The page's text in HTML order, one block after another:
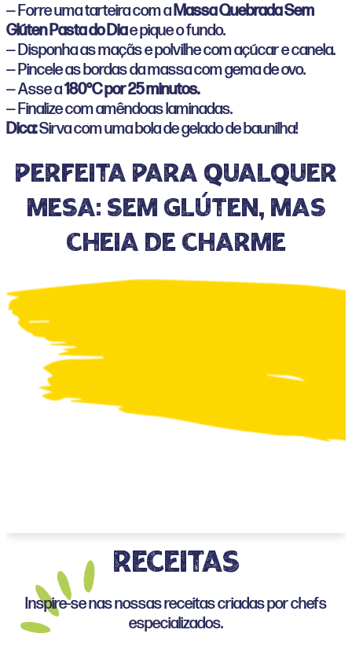
— Forre uma tarteira com a Massa Quebrada Sem
Glúten Pasta do Diae pique o fundo.
— Disponha as maçãs e polvilhe com açúcar e canela.
— Pincele as bordas da massa com gema de ovo.
— Asse a180°C por 25 minutos.
— Finalize com amêndoas laminadas.
Dica:Sirva com uma bola de gelado de baunilha!
Perfeita para qualquer
mesa: sem glúten, mas
cheia de charme
RECEITAS
Inspire-se nas nossas receitas criadas por chefs
especializados.